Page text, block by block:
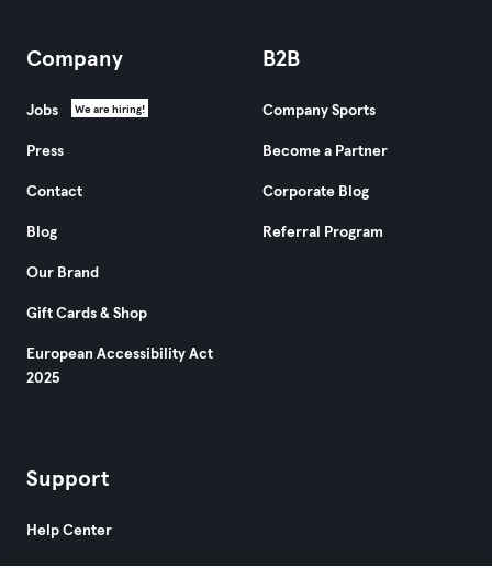
Company
Jobs We are hiring!
Press
Contact
Blog
Our Brand
Gift Cards & Shop
European Accessibility Act
2025
B2B
Company Sports
Become a Partner
Corporate Blog
Referral Program
Support
Help Center